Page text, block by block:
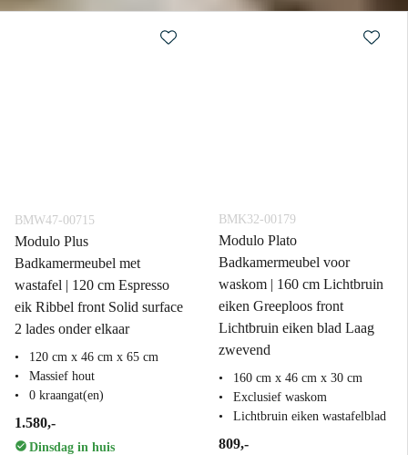
BMW47-00715
Modulo Plus
Badkamermeubel met
wastafel | 120 cm Espresso
eik Ribbel front Solid surface
2 lades onder elkaar
120 cm x 46 cm x 65 cm
Massief hout
0 kraangat(en)
1.580,-
Dinsdag in huis
BMK32-00179
Modulo Plato
Badkamermeubel voor
waskom | 160 cm Lichtbruin
eiken Greeploos front
Lichtbruin eiken blad Laag
zwevend
160 cm x 46 cm x 30 cm
Exclusief waskom
Lichtbruin eiken wastafelblad
809,-